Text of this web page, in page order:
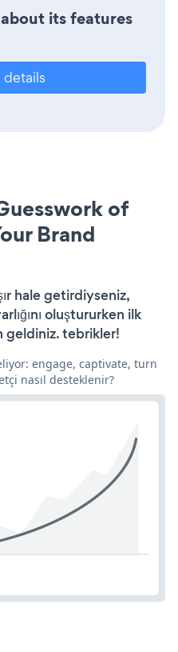
its features
details
of
Brand
hale getirdiyseniz,
oluştururken ilk
geldiniz. tebrikler!
engage, captivate, turn
nasıl desteklenir?